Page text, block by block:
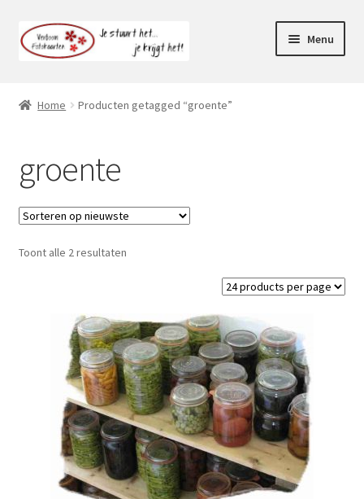
Ga
door
Ga
naar
Menu
Mijn account
Home Producten getagged “groente”
groente
Toont alle 2 resultaten